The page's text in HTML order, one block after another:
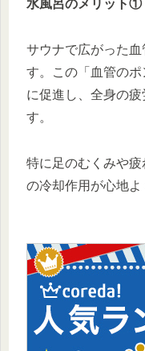
水風呂のメリット①
サウナで広がった
す。この「血管の
に促進し、全身の
す。
特に足のむくみや
の冷却作用が心地よ